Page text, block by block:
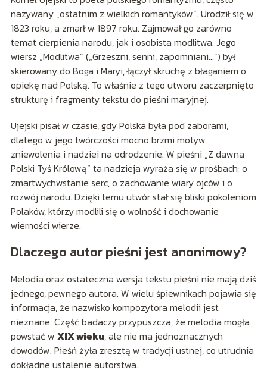
nazywany „ostatnim z wielkich romantyków”. Urodził się w
1823 roku, a zmarł w 1897 roku. Zajmował go zarówno
temat cierpienia narodu, jak i osobista modlitwa. Jego
wiersz „Modlitwa” („Grzeszni, senni, zapomniani…”) był
skierowany do Boga i Maryi, łączył skruchę z błaganiem o
opiekę nad Polską. To właśnie z tego utworu zaczerpnięto
strukturę i fragmenty tekstu do pieśni maryjnej.
Ujejski pisał w czasie, gdy Polska była pod zaborami,
dlatego w jego twórczości mocno brzmi motyw
zniewolenia i nadziei na odrodzenie. W pieśni „Z dawna
Polski Tyś Królową” ta nadzieja wyraża się w prośbach: o
zmartwychwstanie serc, o zachowanie wiary ojców i o
rozwój narodu. Dzięki temu utwór stał się bliski pokoleniom
Polaków, którzy modlili się o wolność i dochowanie
wierności wierze.
Dlaczego autor pieśni jest anonimowy?
Melodia oraz ostateczna wersja tekstu pieśni nie mają dziś
jednego, pewnego autora. W wielu śpiewnikach pojawia się
informacja, że nazwisko kompozytora melodii jest
nieznane. Część badaczy przypuszcza, że melodia mogła
powstać w XIX wieku, ale nie ma jednoznacznych
dowodów. Pieśń żyła zresztą w tradycji ustnej, co utrudnia
dokładne ustalenie autorstwa.